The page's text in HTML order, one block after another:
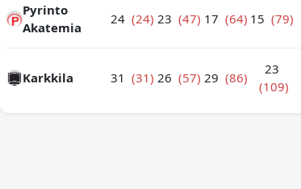
Pyrinto
Akatemia
24 (24) 23 (47) 17 (64) 15 (79)
Karkkila 31 (31) 26 (57) 29 (86)
23
(109)